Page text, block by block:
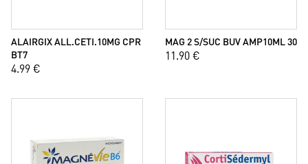
ALAIRGIX ALL.CETI.10MG CPR
BT7
4.99 €
MAG 2 S/SUC BUV AMP10ML 30
11.90 €